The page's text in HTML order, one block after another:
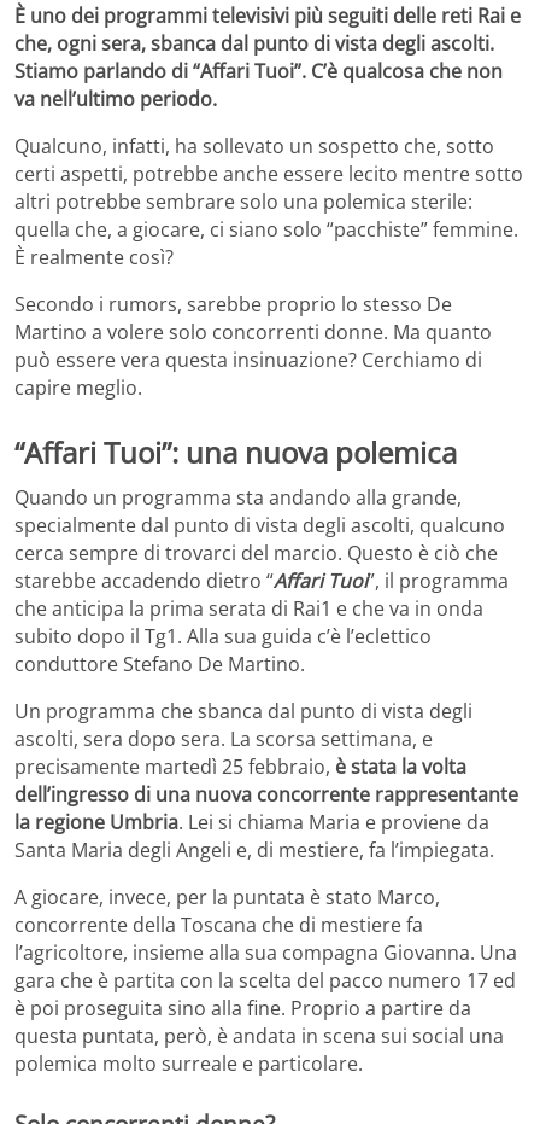
È uno dei programmi televisivi più seguiti delle reti Rai e
che, ogni sera, sbanca dal punto di vista degli ascolti.
Stiamo parlando di “Affari Tuoi”. C’è qualcosa che non
va nell’ultimo periodo.
Qualcuno, infatti, ha sollevato un sospetto che, sotto
certi aspetti, potrebbe anche essere lecito mentre sotto
altri potrebbe sembrare solo una polemica sterile:
quella che, a giocare, ci siano solo “pacchiste” femmine.
È realmente così?
Secondo i rumors, sarebbe proprio lo stesso De
Martino a volere solo concorrenti donne. Ma quanto
può essere vera questa insinuazione? Cerchiamo di
capire meglio.
“Affari Tuoi”: una nuova polemica
Quando un programma sta andando alla grande,
specialmente dal punto di vista degli ascolti, qualcuno
cerca sempre di trovarci del marcio. Questo è ciò che
starebbe accadendo dietro “Affari Tuoi”, il programma
che anticipa la prima serata di Rai1 e che va in onda
subito dopo il Tg1. Alla sua guida c’è l’eclettico
conduttore Stefano De Martino.
Un programma che sbanca dal punto di vista degli
ascolti, sera dopo sera. La scorsa settimana, e
precisamente martedì 25 febbraio, è stata la volta
dell’ingresso di una nuova concorrente rappresentante
la regione Umbria. Lei si chiama Maria e proviene da
Santa Maria degli Angeli e, di mestiere, fa l’impiegata.
A giocare, invece, per la puntata è stato Marco,
concorrente della Toscana che di mestiere fa
l’agricoltore, insieme alla sua compagna Giovanna. Una
gara che è partita con la scelta del pacco numero 17 ed
è poi proseguita sino alla fine. Proprio a partire da
questa puntata, però, è andata in scena sui social una
polemica molto surreale e particolare.